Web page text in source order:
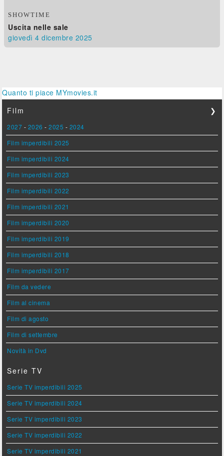
SHOWTIME
Uscita nelle sale
giovedì 4 dicembre 2025
Quanto ti piace MYmovies.it
Film
❯
2027 - 2026 -2025 - 2024
Film imperdibili 2025
Film imperdibili 2024
Film imperdibili 2023
Film imperdibili 2022
Film imperdibili 2021
Film imperdibili 2020
Film imperdibili 2019
Film imperdibili 2018
Film imperdibili 2017
Film da vedere
Film al cinema
Film di agosto
Film di settembre
Novità in Dvd
Serie TV
Serie TV imperdibili 2025
Serie TV imperdibili 2024
Serie TV imperdibili 2023
Serie TV imperdibili 2022
Serie TV imperdibili 2021